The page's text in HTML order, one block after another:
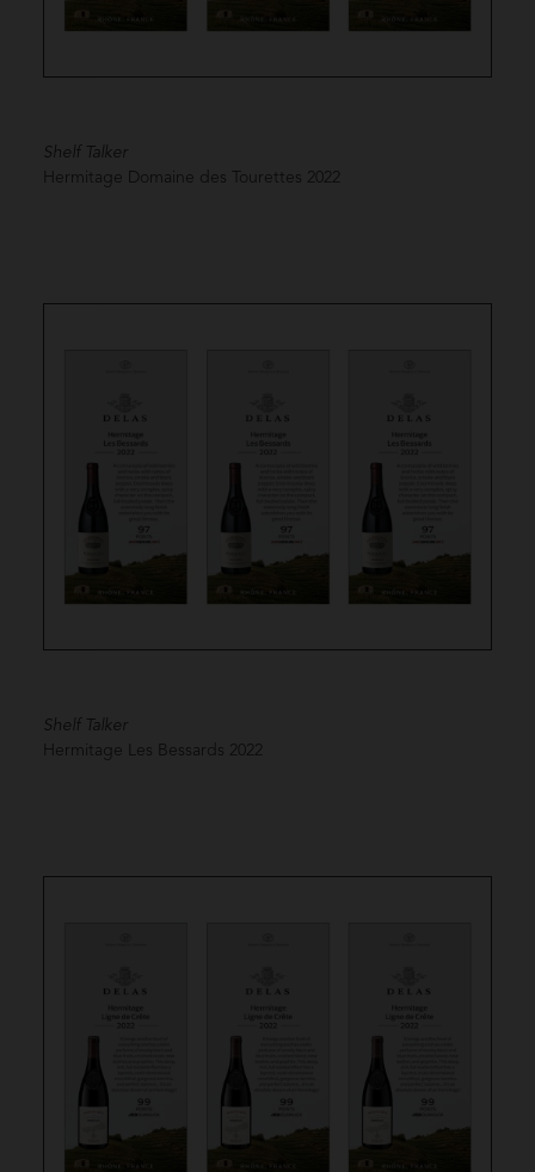
Shelf Talker
Hermitage Domaine des Tourettes 2022
Shelf Talker
Hermitage Les Bessards 2022